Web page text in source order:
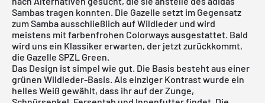
Sambas tragen konnten. Die Gazelle setzt im Gegensatz
zum Samba ausschließlich auf Wildleder und wird
meistens mit farbenfrohen Colorways ausgestattet. Bald
wird uns ein Klassiker erwarten, der jetzt zurückkommt,
die Gazelle SPZL Green.
Das Design ist simpel wie gut. Die Basis besteht aus einer
grünen Wildleder-Basis. Als einziger Kontrast wurde ein
helles Weiß gewählt, dass ihr auf der Zunge,